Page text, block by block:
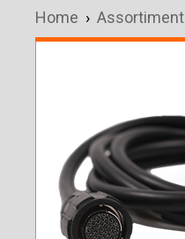
Home › Assortiment